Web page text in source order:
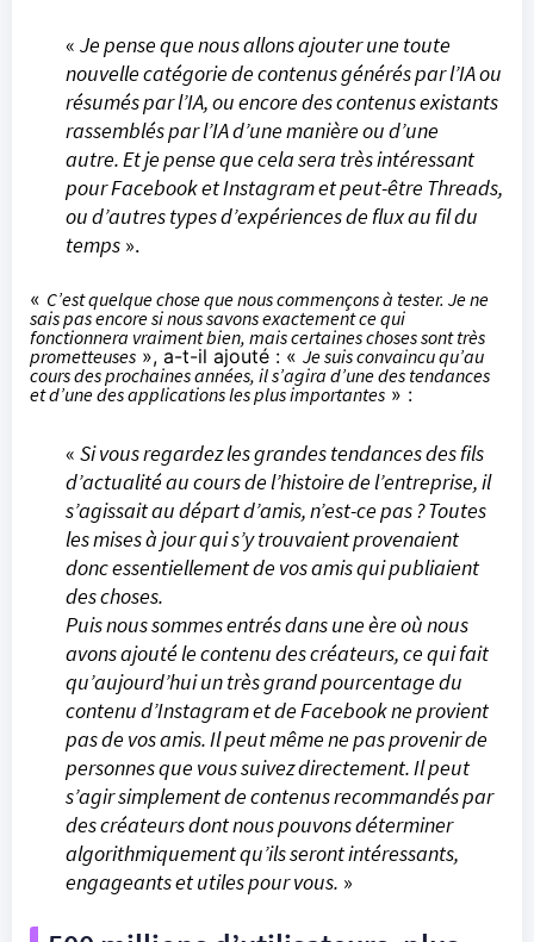
« Je pense que nous allons ajouter une toute
nouvelle catégorie de contenus générés par l’IA ou
résumés par l’IA, ou encore des contenus existants
rassemblés par l’IA d’une manière ou d’une
autre. Et je pense que cela sera très intéressant
pour Facebook et Instagram et peut-être Threads,
ou d’autres types d’expériences de flux au fil du
temps ».
« C’est quelque chose que nous commençons à tester. Je ne
sais pas encore si nous savons exactement ce qui
fonctionnera vraiment bien, mais certaines choses sont très
prometteuses », a-t-il ajouté : « Je suis convaincu qu’au
cours des prochaines années, il s’agira d’une des tendances
et d’une des applications les plus importantes » :
« Si vous regardez les grandes tendances des fils
d’actualité au cours de l’histoire de l’entreprise, il
s’agissait au départ d’amis, n’est-ce pas ? Toutes
les mises à jour qui s’y trouvaient provenaient
donc essentiellement de vos amis qui publiaient
des choses.
Puis nous sommes entrés dans une ère où nous
avons ajouté le contenu des créateurs, ce qui fait
qu’aujourd’hui un très grand pourcentage du
contenu d’Instagram et de Facebook ne provient
pas de vos amis. Il peut même ne pas provenir de
personnes que vous suivez directement. Il peut
s’agir simplement de contenus recommandés par
des créateurs dont nous pouvons déterminer
algorithmiquement qu’ils seront intéressants,
engageants et utiles pour vous. »